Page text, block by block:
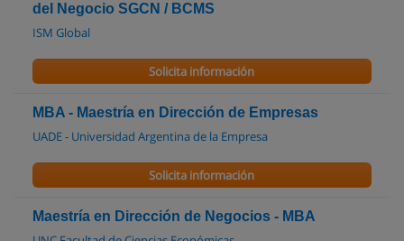
del Negocio SGCN / BCMS
ISM Global
Solicita información
MBA - Maestría en Dirección de Empresas
UADE - Universidad Argentina de la Empresa
Solicita información
Maestría en Dirección de Negocios - MBA